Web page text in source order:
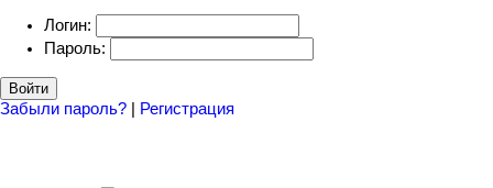
Логин:
Пароль:
Войти
Забыли пароль? Регистрация